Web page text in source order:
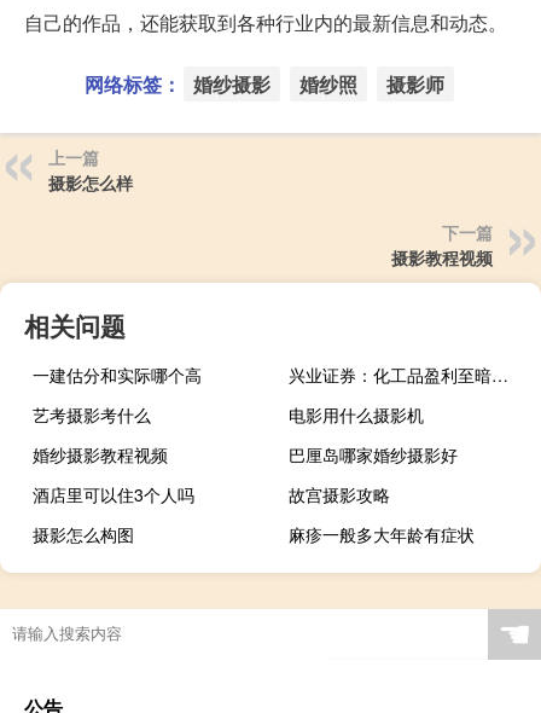
自己的作品，还能获取到各种行业内的最新信息和动态。
网络标签： 婚纱摄影 婚纱照 摄影师
上一篇
摄影怎么样
下一篇
摄影教程视频
相关问题
一建估分和实际哪个高
兴业证券：化工品盈利至暗时刻已过盈利存修复之动力
艺考摄影考什么
电影用什么摄影机
婚纱摄影教程视频
巴厘岛哪家婚纱摄影好
酒店里可以住3个人吗
故宫摄影攻略
摄影怎么构图
麻疹一般多大年龄有症状
☚
公告